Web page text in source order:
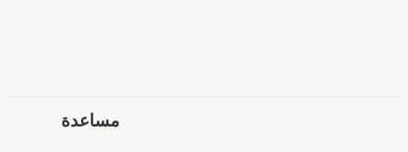
مساعدة